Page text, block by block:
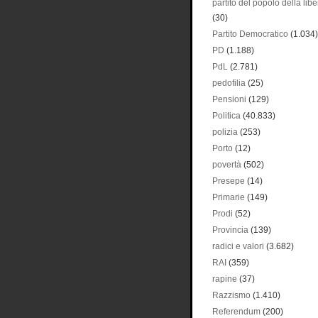
partito del popolo della
(30)
Partito Democratico (1.034)
PD (1.188)
PdL (2.781)
pedofilia (25)
Pensioni (129)
Politica (40.833)
polizia (253)
Porto (12)
povertà (502)
Presepe (14)
Primarie (149)
Prodi (52)
Provincia (139)
radici e valori (3.682)
RAI (359)
rapine (37)
Razzismo (1.410)
Referendum (200)